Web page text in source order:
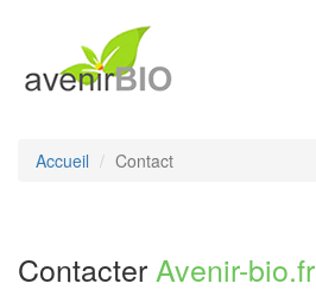
Accueil Contact
Contacter Avenir-bio.fr